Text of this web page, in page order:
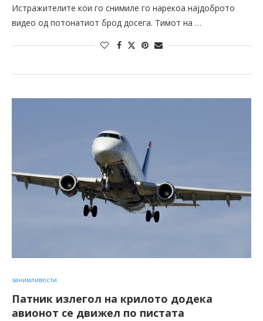
Истражителите кои го снимиле го нарекоа најдоброто
видео од потонатиот брод досега. Тимот на …
занимливости
Патник излегол на крилото додека
авионот се движел по пистата